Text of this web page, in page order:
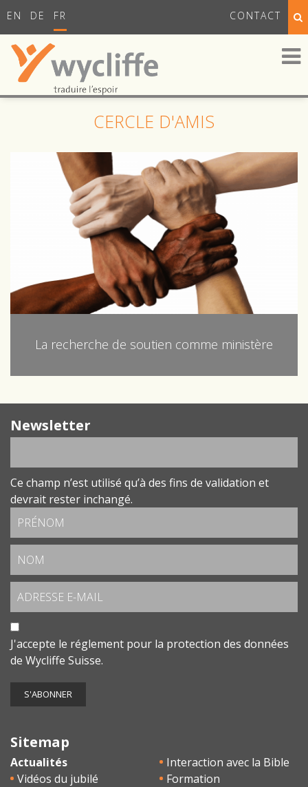
EN DE FR CONTACT
CERCLE D'AMIS
La recherche de soutien comme ministère
Newsletter
Ce champ n’est utilisé qu’à des fins de validation et
devrait rester inchangé.
J'accepte le réglement pour la protection des données
de Wycliffe Suisse.
Sitemap
Actualités
Vidéos du jubilé
Interaction avec la Bible
Formation